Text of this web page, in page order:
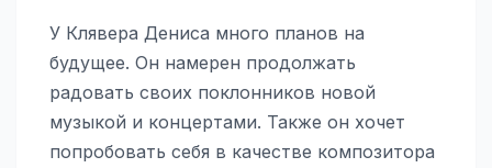
У Клявера Дениса много планов на
будущее. Он намерен продолжать
радовать своих поклонников новой
музыкой и концертами. Также он хочет
попробовать себя в качестве композитора